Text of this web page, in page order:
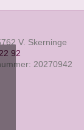
V. Skerninge
92
: 20270942